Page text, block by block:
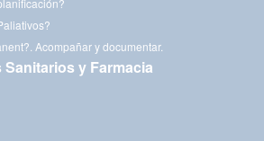
Acompañar y documentar.
y Farmacia